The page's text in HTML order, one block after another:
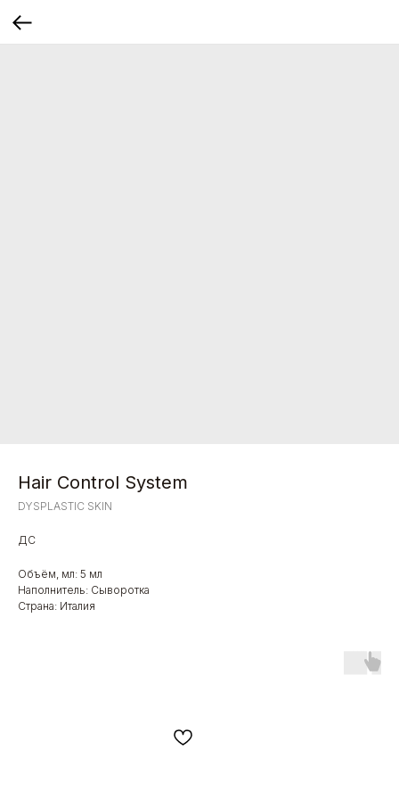
Hair Control System
DYSPLASTIC SKIN
ДС
Объём, мл: 5 мл
Наполнитель: Сыворотка
Страна: Италия